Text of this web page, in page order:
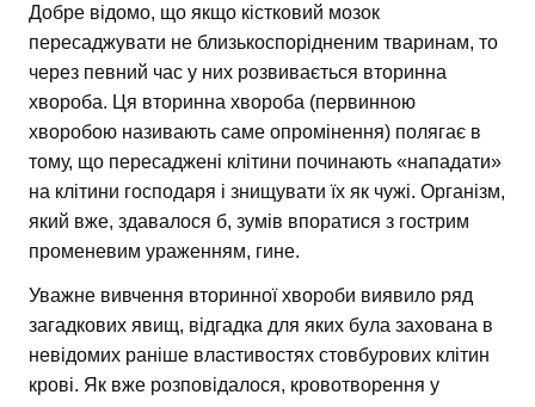
Добре відомо, що якщо кістковий мозок
пересаджувати не близькоспорідненим тваринам, то
через певний час у них розвивається вторинна
хвороба. Ця вторинна хвороба (первинною
хворобою називають саме опромінення) полягає в
тому, що пересаджені клітини починають «нападати»
на клітини господаря і знищувати їх як чужі. Організм,
який вже, здавалося б, зумів впоратися з гострим
променевим ураженням, гине.
Уважне вивчення вторинної хвороби виявило ряд
загадкових явищ, відгадка для яких була захована в
невідомих раніше властивостях стовбурових клітин
крові. Як вже розповідалося, кровотворення у